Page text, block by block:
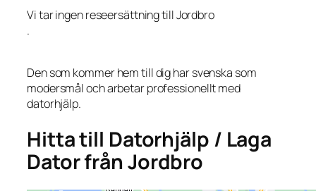
Vi tar ingen reseersättning till Jordbro
.
Den som kommer hem till dig har svenska som
modersmål och arbetar professionellt med
datorhjälp.
Hitta till Datorhjälp / Laga
Dator från Jordbro